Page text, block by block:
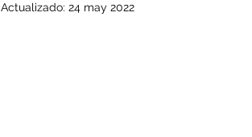
Actualizado: 24 may 2022